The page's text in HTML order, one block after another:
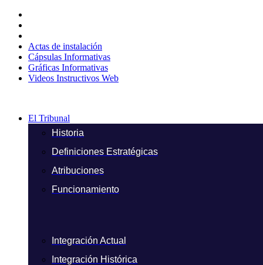
contenido
Actas de instalación
Cápsulas Informativas
Gráficas Informativas
Videos Instructivos Web
El Tribunal
Historia
Definiciones Estratégicas
Atribuciones
Funcionamiento
Integración Actual
Integración Histórica